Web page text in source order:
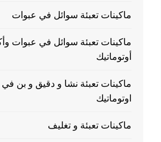
ماكينات تعبئة سوائل في عبوات
ماكينات تعبئة سوائل في عبوات
أوتوماتيك
ماكينات تعبئة نشا و دقيق و بن
اوتوماتيك
ماكينات تعبئة و تغليف